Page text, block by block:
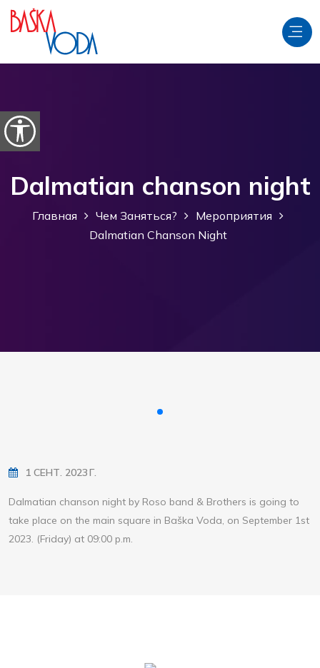
перейти к содержанию
Откройте параметры доступности
Dalmatian chanson night
Главная Чем Заняться?
Мероприятия
Dalmatian Chanson Night
1 СЕНТ. 2023 Г.
Dalmatian chanson night by Roso band & Brothers is going to
take place on the main square in Baška Voda, on September 1st
2023. (Friday) at 09:00 p.m.